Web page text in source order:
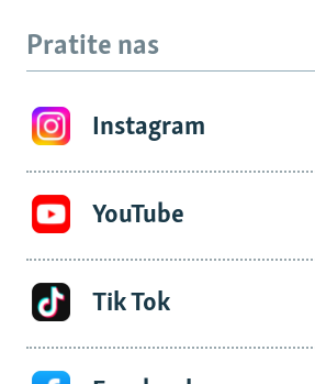
Pratite nas
Instagram
YouTube
Tik Tok